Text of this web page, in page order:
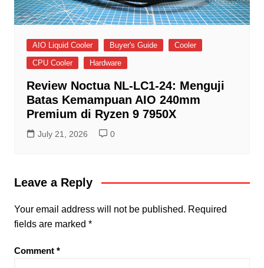
AIO Liquid Cooler Buyer's Guide
Cooler
CPU Cooler
Hardware
Review Noctua NL-LC1-24: Menguji
Batas Kemampuan AIO 240mm
Premium di Ryzen 9 7950X
July 21, 2026 0
Leave a Reply
Your email address will not be published. Required
fields are marked *
Comment *